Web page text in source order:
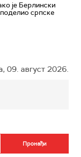
је Берлински
српске
09. август 2026.